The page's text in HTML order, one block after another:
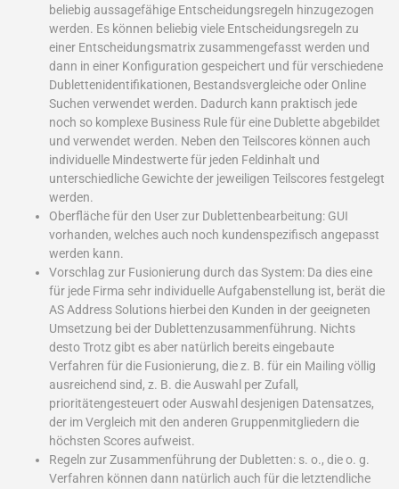
beliebig aussagefähige Entscheidungsregeln hinzugezogen
werden. Es können beliebig viele Entscheidungsregeln zu
einer Entscheidungsmatrix zusammengefasst werden und
dann in einer Konfiguration gespeichert und für verschiedene
Dublettenidentifikationen, Bestandsvergleiche oder Online
Suchen verwendet werden. Dadurch kann praktisch jede
noch so komplexe Business Rule für eine Dublette abgebildet
und verwendet werden. Neben den Teilscores können auch
individuelle Mindestwerte für jeden Feldinhalt und
unterschiedliche Gewichte der jeweiligen Teilscores festgelegt
werden.
Oberfläche für den User zur Dublettenbearbeitung: GUI
vorhanden, welches auch noch kundenspezifisch angepasst
werden kann.
Vorschlag zur Fusionierung durch das System: Da dies eine
für jede Firma sehr individuelle Aufgabenstellung ist, berät die
AS Address Solutions hierbei den Kunden in der geeigneten
Umsetzung bei der Dublettenzusammenführung. Nichts
desto Trotz gibt es aber natürlich bereits eingebaute
Verfahren für die Fusionierung, die z. B. für ein Mailing völlig
ausreichend sind, z. B. die Auswahl per Zufall,
prioritätengesteuert oder Auswahl desjenigen Datensatzes,
der im Vergleich mit den anderen Gruppenmitgliedern die
höchsten Scores aufweist.
Regeln zur Zusammenführung der Dubletten: s. o., die o. g.
Verfahren können dann natürlich auch für die letztendliche